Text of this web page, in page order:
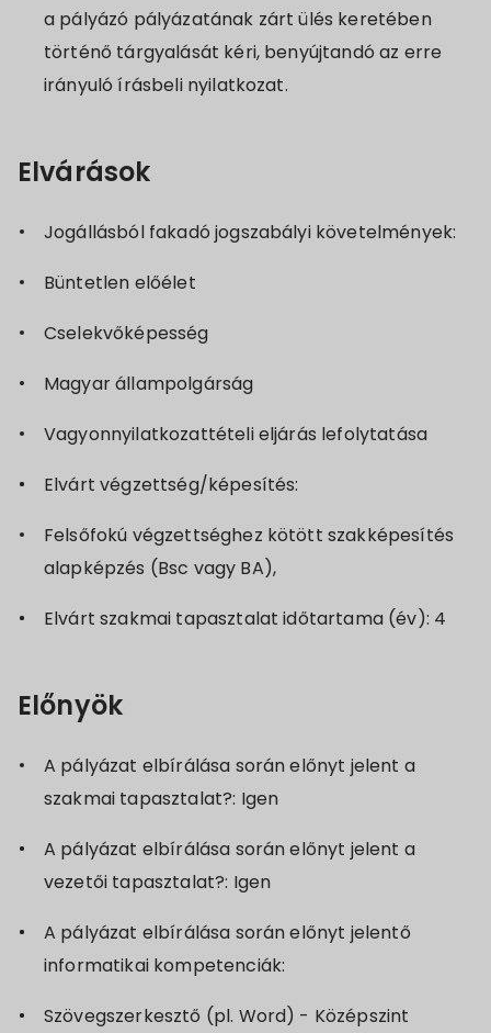
a pályázó pályázatának zárt ülés keretében
történő tárgyalását kéri, benyújtandó az erre
irányuló írásbeli nyilatkozat.
Elvárások
Jogállásból fakadó jogszabályi követelmények:
Büntetlen előélet
Cselekvőképesség
Magyar állampolgárság
Vagyonnyilatkozattételi eljárás lefolytatása
Elvárt végzettség/képesítés:
Felsőfokú végzettséghez kötött szakképesítés
alapképzés (Bsc vagy BA),
Elvárt szakmai tapasztalat időtartama (év): 4
Előnyök
A pályázat elbírálása során előnyt jelent a
szakmai tapasztalat?: Igen
A pályázat elbírálása során előnyt jelent a
vezetői tapasztalat?: Igen
A pályázat elbírálása során előnyt jelentő
informatikai kompetenciák:
Szövegszerkesztő (pl. Word) - Középszint